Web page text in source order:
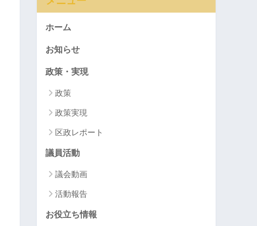
ホーム
お知らせ
政策・実現
政策
政策実現
区政レポート
議員活動
議会動画
活動報告
お役立ち情報